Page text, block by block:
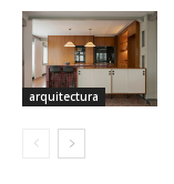
arquitectura